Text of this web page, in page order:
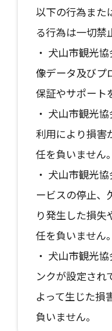
以下の行為また
る行為は一切禁
・ 犬山市観光
像データ及びプ
保証やサポート
・ 犬山市観光
利用により損害
任を負いません。
・ 犬山市観光
ービスの停止、
り発生した損失
任を負いません。
・ 犬山市観光
ンクが設定され
よって生じた損
負いません。